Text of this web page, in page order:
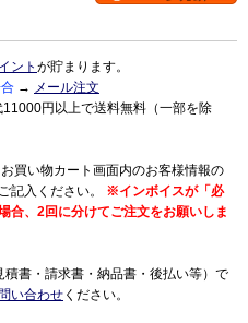
ント が貯まります。
→ メール注文
円以上で送料無料（一部を除
お買い物カート画面内のお客様情報の
記入ください。 ※インボイスが「必
合、2回に分けてご注文をお願いしま
書・請求書・納品書・後払い等）で
い合わせ ください。